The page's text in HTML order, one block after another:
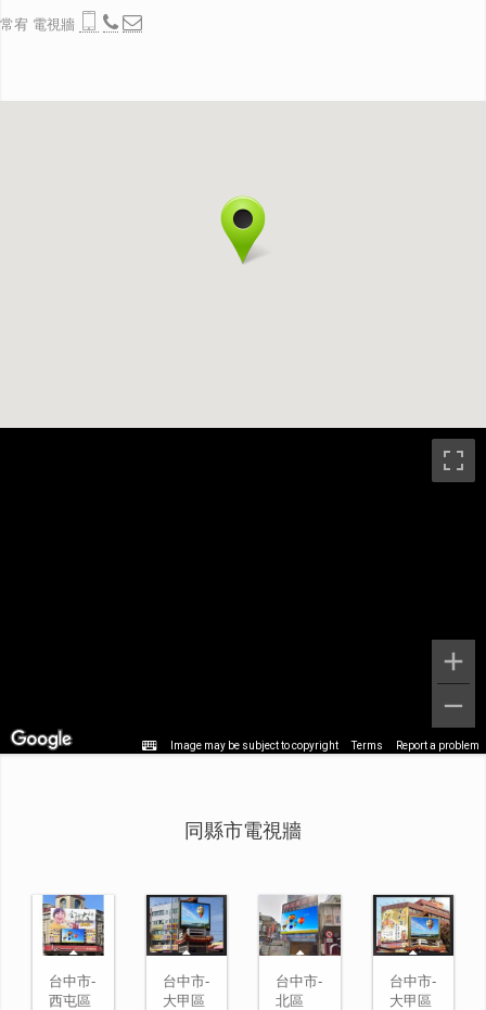
常宥 電視牆
Image may be subject to copyright Terms Report a problem
同縣市電視牆
台中市-
西屯區
台中市-
大甲區
台中市-
北區
台中市-
大甲區